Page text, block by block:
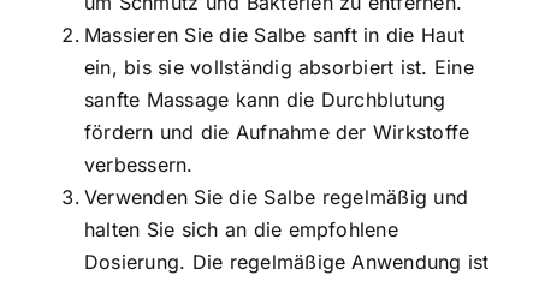
Massieren Sie die Salbe sanft in die Haut
ein, bis sie vollständig absorbiert ist. Eine
sanfte Massage kann die Durchblutung
fördern und die Aufnahme der Wirkstoffe
verbessern.
Verwenden Sie die Salbe regelmäßig und
halten Sie sich an die empfohlene
Dosierung. Die regelmäßige Anwendung ist